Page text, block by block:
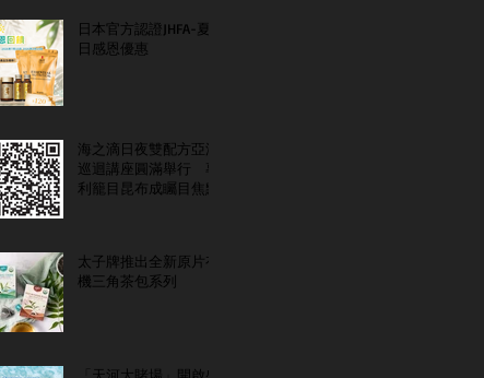
日本官方認證JHFA-夏
日感恩優惠
海之滴日夜雙配方亞洲
巡迴講座圓滿舉行 專
利籠目昆布成矚目焦點
太子牌推出全新原片有
機三角茶包系列